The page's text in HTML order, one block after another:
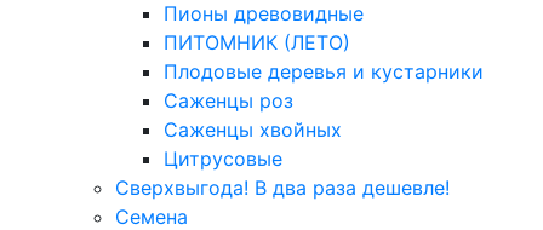
Пионы древовидные
ПИТОМНИК (ЛЕТО)
Плодовые деревья и кустарники
Саженцы роз
Саженцы хвойных
Цитрусовые
Сверхвыгода! В два раза дешевле!
Семена